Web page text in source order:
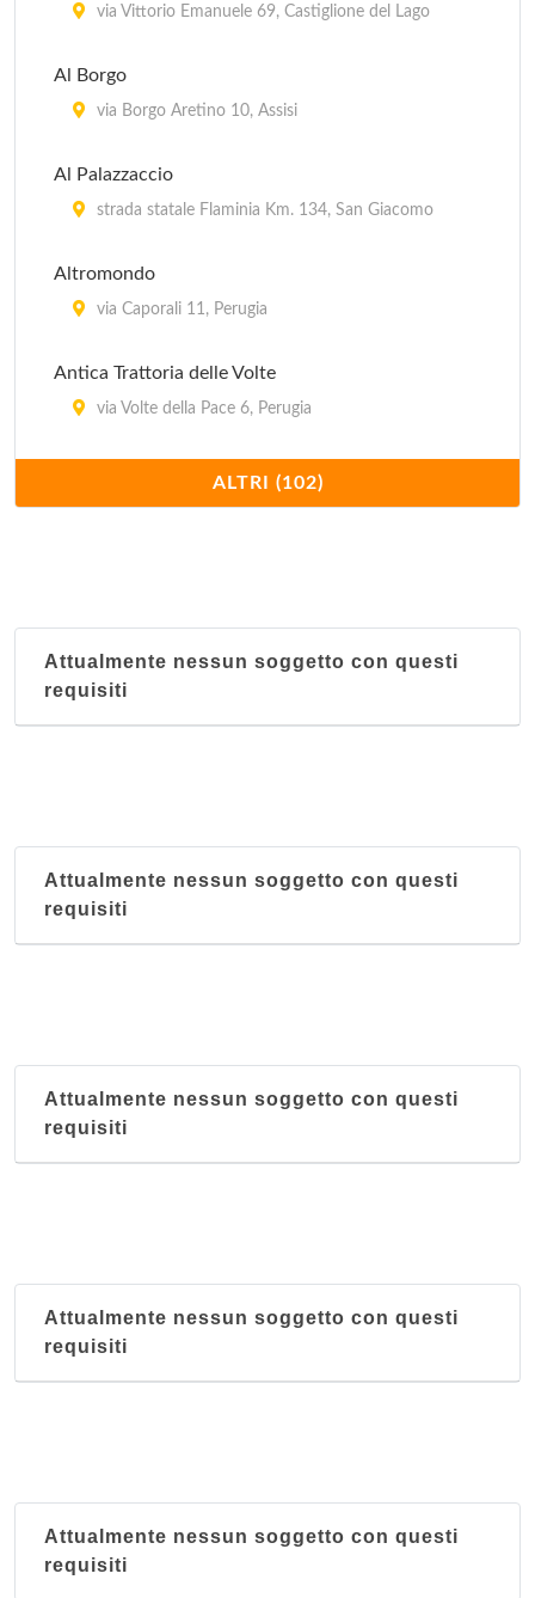
via Vittorio Emanuele 69, Castiglione del Lago
Al Borgo
via Borgo Aretino 10, Assisi
Al Palazzaccio
strada statale Flaminia Km. 134, San Giacomo
Altromondo
via Caporali 11, Perugia
Antica Trattoria delle Volte
via Volte della Pace 6, Perugia
via S. Agata 14, Spoleto
Bellavista
Buca di San Francesco
via Brizi 1, Assisi
ALTRI (102)
Attualmente nessun soggetto con questi
requisiti
Attualmente nessun soggetto con questi
requisiti
Attualmente nessun soggetto con questi
requisiti
Attualmente nessun soggetto con questi
requisiti
Attualmente nessun soggetto con questi
requisiti